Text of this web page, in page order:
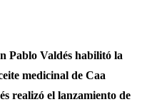
Pablo Valdés habilitó la
medicinal de Caa
realizó el lanzamiento de